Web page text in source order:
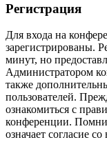
Регистрация
Для входа на
зарегистрированы.
минут, но
Администратором
также
пользователей.
ознакомиться с
конференции.
означает согласие